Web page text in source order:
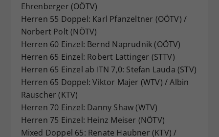
Ehrenberger (OÖTV)
Herren 55 Doppel: Karl Pfanzeltner (OÖTV) /
Norbert Polt (NÖTV)
Herren 60 Einzel: Bernd Naprudnik (OÖTV)
Herren 65 Einzel: Robert Lattinger (STTV)
Herren 65 Einzel ab ITN 7,0: Stefan Lauda (STV)
Herren 65 Doppel: Viktor Majer (WTV) / Albin
Rauscher (KTV)
Herren 70 Einzel: Danny Shaw (WTV)
Herren 75 Einzel: Heinz Meiser (NÖTV)
Mixed Doppel 65: Renate Haubner (KTV) /